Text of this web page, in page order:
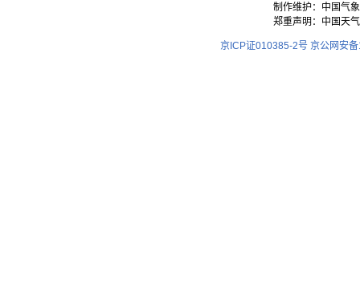
制作维护：中国气
郑重声明：中国天
京ICP证010385-2号 京公网安